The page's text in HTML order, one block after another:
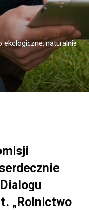
ekologiczne: naturalnie
„Rolnictwo